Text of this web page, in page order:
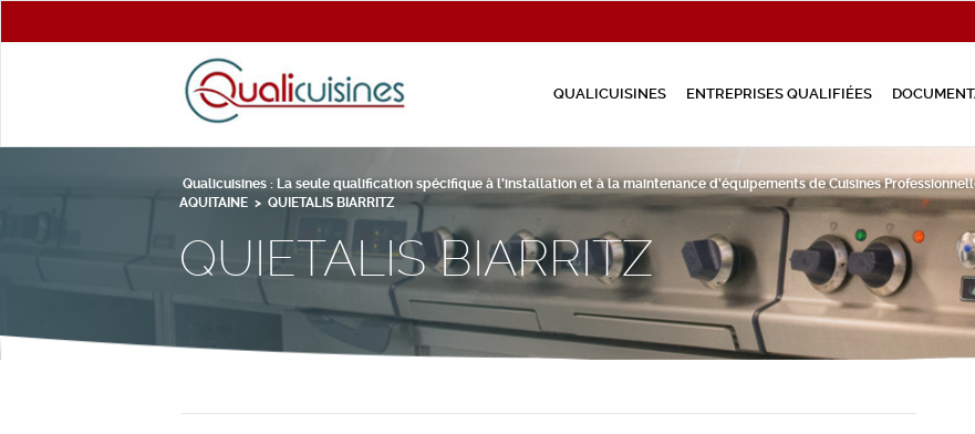
QUALICUISINES ENTREPRISES QUALIFIÉES
Qualicuisines : La seule qualification spécifique à l’installation et à la maintenance d’équipements de Cuisines
AQUITAINE > QUIETALIS BIARRITZ
QUIETALIS BIARRITZ